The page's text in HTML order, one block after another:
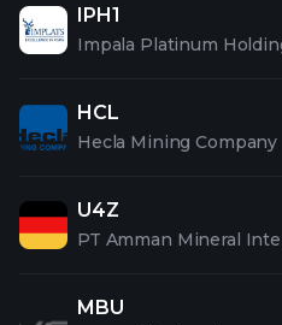
IPH1
Impala Platinum
HCL
Hecla Mining Company
U4Z
PT Amman Mineral
MBU